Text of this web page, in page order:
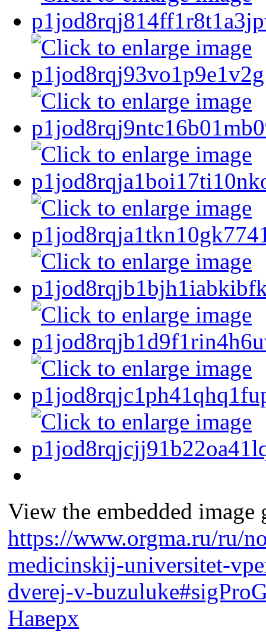
View the embedded
https://www.orgma.ru/ru/
medicinskij-universitet-
dverej-v-
Наверх